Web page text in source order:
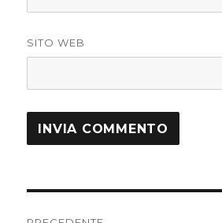
SITO WEB